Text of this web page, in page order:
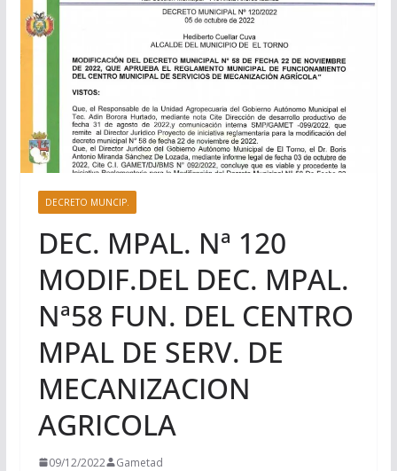
DECRETO MUNCIP.
DEC. MPAL. Nª 120
MODIF.DEL DEC. MPAL.
Nª58 FUN. DEL CENTRO
MPAL DE SERV. DE
MECANIZACION
AGRICOLA
09/12/2022 Gametad